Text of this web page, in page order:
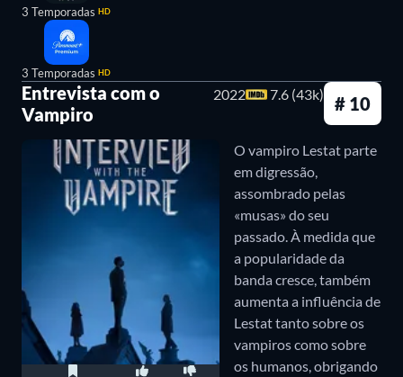
3 Temporadas HD
3 Temporadas HD
Entrevista com o
Vampiro
2022 7.6 (43k) # 10
O vampiro Lestat parte
em digressão,
assombrado pelas
«musas» do seu
passado. À medida que
a popularidade da
banda cresce, também
aumenta a influência de
Lestat tanto sobre os
vampiros como sobre
os humanos, obrigando